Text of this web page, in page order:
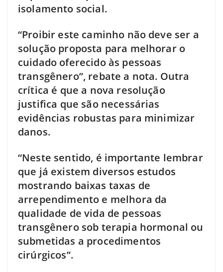
isolamento social.
“Proibir este caminho não deve ser a
solução proposta para melhorar o
cuidado oferecido às pessoas
transgênero”, rebate a nota. Outra
crítica é que a nova resolução
justifica que são necessárias
evidências robustas para minimizar
danos.
“Neste sentido, é importante lembrar
que já existem diversos estudos
mostrando baixas taxas de
arrependimento e melhora da
qualidade de vida de pessoas
transgênero sob terapia hormonal ou
submetidas a procedimentos
cirúrgicos”.